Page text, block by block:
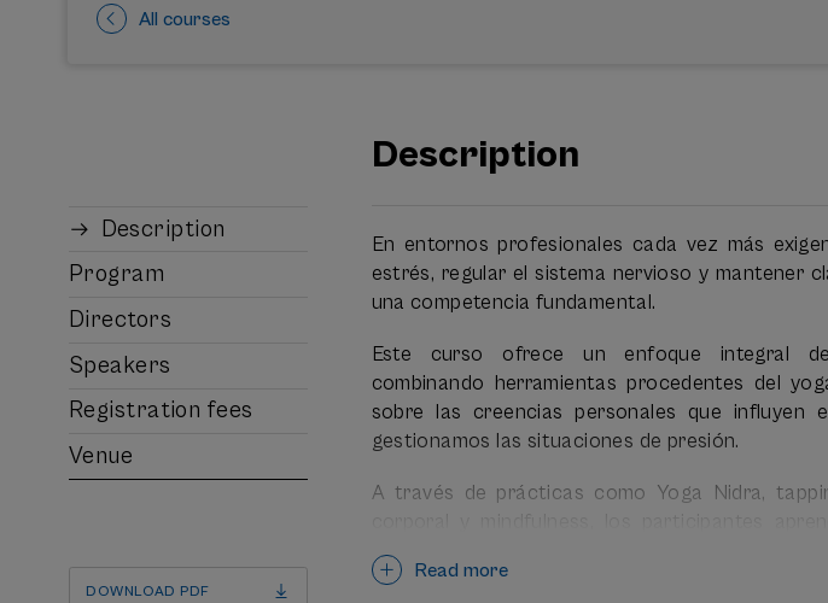
All courses
Description
Program
Directors
Speakers
Registration fees
Venue
DOWNLOAD PDF
Description
En entornos profesionales cada vez más
estrés, regular el sistema nervioso y mantener
una competencia fundamental.
Este curso ofrece un enfoque integral de
combinando herramientas procedentes del
sobre las creencias personales que
gestionamos las situaciones de presión.
A través de prácticas como Yoga Nidra,
sistema nervioso, mejorar la conexión cuerpo-
para afrontar el estrés de forma más saludable y
Read more